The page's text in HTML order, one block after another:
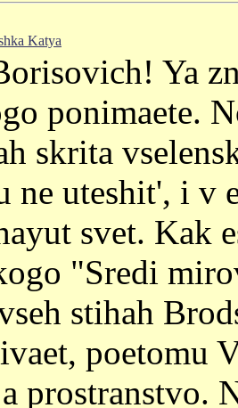
Katya
Ya
ponimaete.
skrita
ne uteshit', i v
svet. Kak
"Sredi
stihah
poetomu
prostranstvo.